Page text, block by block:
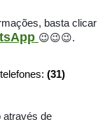
basta clicar
😉😉😉.
(31)
através de